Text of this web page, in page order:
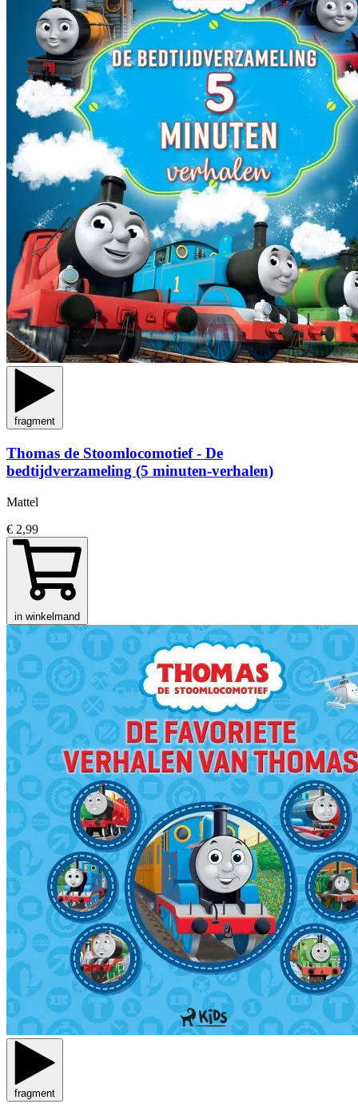
fragment
Thomas de Stoomlocomotief - De
bedtijdverzameling (5 minuten-verhalen)
Mattel
€ 2,99
in winkelmand
fragment